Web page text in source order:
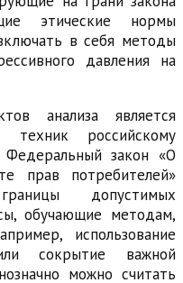
этические нормы
в себя методы
давления на
анализа является
техник российскому
Федеральный закон «О
прав потребителей»
допустимых
обучающие методам,
использование
сокрытие важной
можно считать